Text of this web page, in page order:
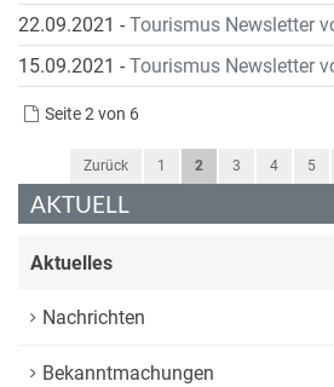
22.09.2021 - Tourismus Newsletter
15.09.2021 - Tourismus Newsletter
Seite 2 von 6
Zurück 1 2 3 4 5
AKTUELL
Aktuelles
Nachrichten
Bekanntmachungen